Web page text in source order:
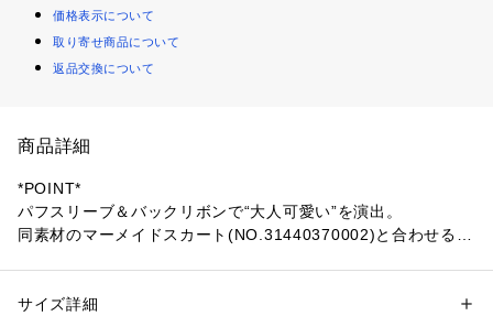
価格表示について
取り寄せ商品について
返品交換について
商品詳細
*POINT*
パフスリーブ＆バックリボンで“大人可愛い”を演出。
同素材のマーメイドスカート(NO.31440370002)と合わせる
*DESIGN*
性別：レディース
サイズ詳細